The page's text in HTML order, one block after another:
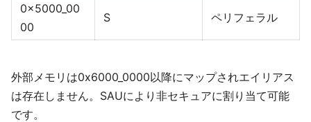
0x5000_00
00
S ペリフェラル
外部メモリは0x6000_0000以降にマップされエイリアス
は存在しません。SAUにより非セキュアに割り当て可能
です。